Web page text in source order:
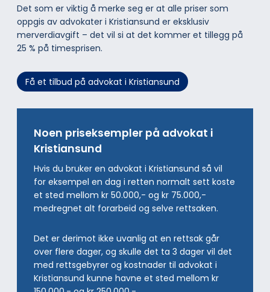
Det som er viktig å merke seg er at alle priser som
oppgis av advokater i Kristiansund er eksklusiv
merverdiavgift – det vil si at det kommer et tillegg på
25 % på timesprisen.
Få et tilbud på advokat i Kristiansund
Noen priseksempler på advokat i
Kristiansund
Hvis du bruker en advokat i Kristiansund så vil
for eksempel en dag i retten normalt sett koste
et sted mellom kr 50.000,- og kr 75.000,-
medregnet alt forarbeid og selve rettsaken.
Det er derimot ikke uvanlig at en rettsak går
over flere dager, og skulle det ta 3 dager vil det
med rettsgebyrer og kostnader til advokat i
Kristiansund kunne havne et sted mellom kr